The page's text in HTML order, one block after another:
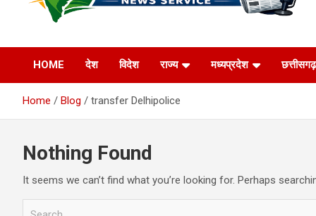
Hindustan News
Service
HOME देश विदेश राज्य मध्यप्रदेश छत्तीसगढ़
Home Blog transfer Delhipolice
Nothing Found
It seems we can’t find what you’re looking for. Perhaps